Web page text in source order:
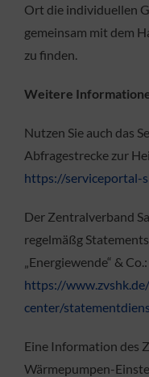
Ort die individuellen
gemeinsam mit dem
zu finden.
Weitere
Nutzen Sie auch das
Abfragestrecke zur
https://serviceportal-
Der Zentralverband
regelmäßg
„Energiewende“ & Co.:
https://
center/
Eine Information des
Wärmepumpen-